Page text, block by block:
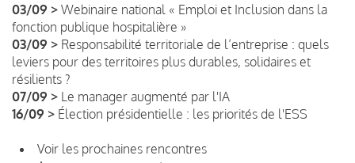
03/09 > Webinaire national « Emploi et Inclusion dans la
fonction publique hospitalière »
03/09 > Responsabilité territoriale de l’entreprise : quels
leviers pour des territoires plus durables, solidaires et
résilients ?
07/09 > Le manager augmenté par l'IA
16/09 > Élection présidentielle : les priorités de l'ESS
Voir les prochaines rencontres